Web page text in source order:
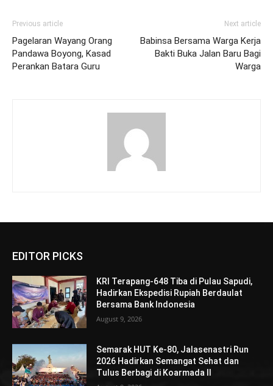
Previous article
Pagelaran Wayang Orang
Pandawa Boyong, Kasad
Perankan Batara Guru
Next article
Babinsa Bersama Warga Kerja
Bakti Buka Jalan Baru Bagi
Warga
EDITOR PICKS
KRI Terapang-648 Tiba di Pulau Sapudi,
Hadirkan Ekspedisi Rupiah Berdaulat
Bersama Bank Indonesia
August 9, 2026
Semarak HUT Ke-80, Jalasenastri Run
2026 Hadirkan Semangat Sehat dan
Tulus Berbagi di Koarmada II